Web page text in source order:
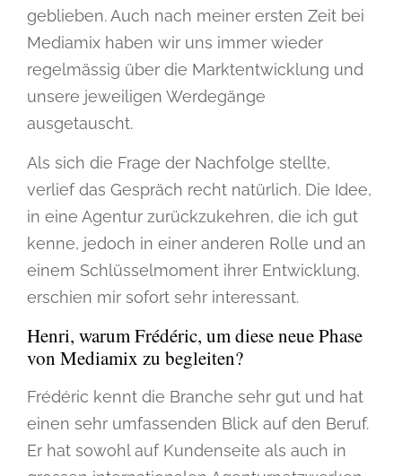
geblieben. Auch nach meiner ersten Zeit bei
Mediamix haben wir uns immer wieder
regelmässig über die Marktentwicklung und
unsere jeweiligen Werdegänge
ausgetauscht.
Als sich die Frage der Nachfolge stellte,
verlief das Gespräch recht natürlich. Die Idee,
in eine Agentur zurückzukehren, die ich gut
kenne, jedoch in einer anderen Rolle und an
einem Schlüsselmoment ihrer Entwicklung,
erschien mir sofort sehr interessant.
Henri, warum Frédéric, um diese neue Phase
von Mediamix zu begleiten?
Frédéric kennt die Branche sehr gut und hat
einen sehr umfassenden Blick auf den Beruf.
Er hat sowohl auf Kundenseite als auch in